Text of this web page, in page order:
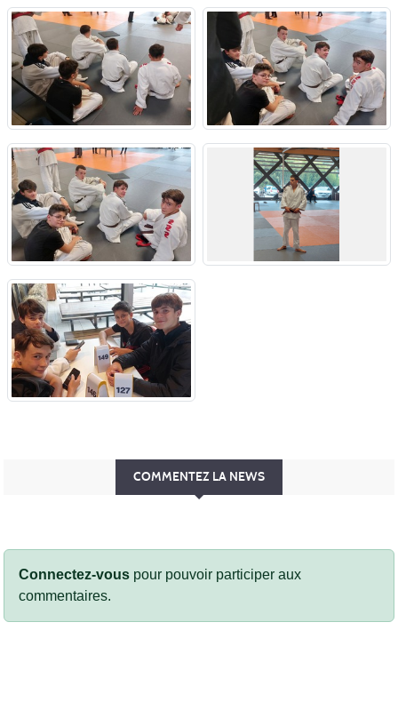
COMMENTEZ LA NEWS
Connectez-vous pour pouvoir participer aux
commentaires.